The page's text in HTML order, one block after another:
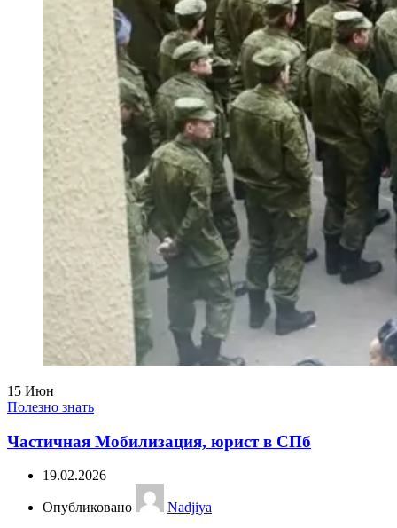
15 Июн
Полезно знать
Частичная Мобилизация, юрист в СПб
19.02.2026
Опубликовано
Nadjiya